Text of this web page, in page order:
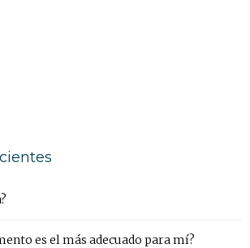
es el más adecuado para mí?